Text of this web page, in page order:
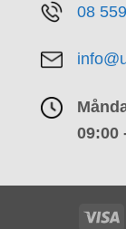
08
09:00